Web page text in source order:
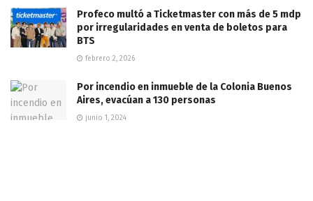
Profeco multó a Ticketmaster con más de 5 mdp
por irregularidades en venta de boletos para
BTS
febrero 2, 2026
Por incendio en inmueble de la Colonia Buenos
Aires, evacúan a 130 personas
junio 1, 2024